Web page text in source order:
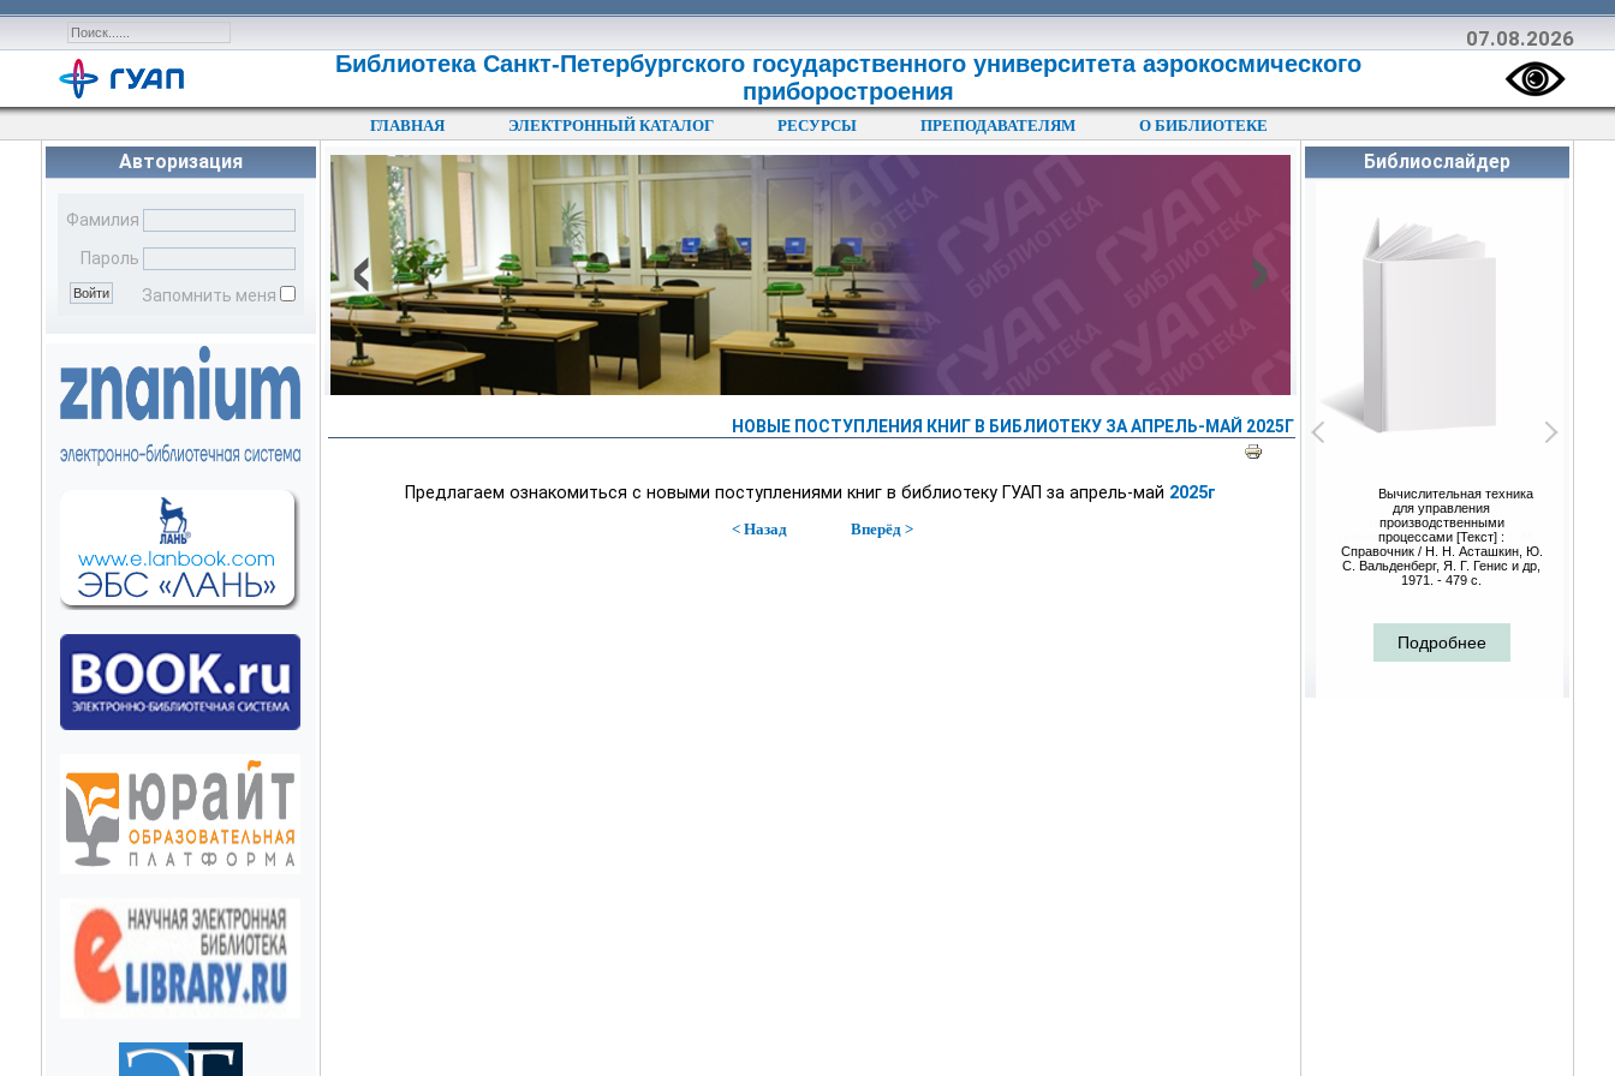
07.08.2026
Библиотека Санкт-Петербургского государственного университета аэрокосмического
приборостроения
ГЛАВНАЯ ЭЛЕКТРОННЫЙ КАТАЛОГ РЕСУРСЫ ПРЕПОДАВАТЕЛЯМ О БИБЛИОТЕКЕ
Авторизация
Фамилия
Пароль
Запомнить меня
‹ ›
НОВЫЕ ПОСТУПЛЕНИЯ КНИГ В БИБЛИОТЕКУ ЗА АПРЕЛЬ-МАЙ 2025Г
Предлагаем ознакомиться с новыми поступлениями книг в библиотеку ГУАП за апрель-май 2025г
< Назад Вперёд >
Библиослайдер
Вычислительная техника
для управления
производственными
процессами [Текст] :
Справочник / Н. Н. Асташкин, Ю.
С. Вальденберг, Я. Г. Генис и др,
1971. - 479 с.
Подробнее